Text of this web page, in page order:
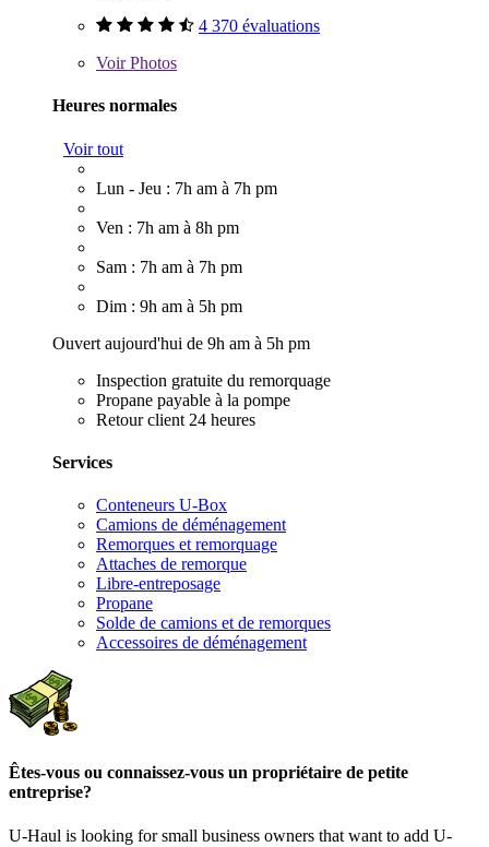
4 370 évaluations
VoirPhotos
Heures normales
Voir tout
Lun - Jeu : 7h am à 7h pm
Ven : 7h am à 8h pm
Sam : 7h am à 7h pm
Dim : 9h am à 5h pm
Ouvert aujourd'hui de 9h am à 5h pm
Inspection gratuite du remorquage
Propane payable à la pompe
Retour client 24 heures
Services
Conteneurs U-Box
Camions de déménagement
Remorques et remorquage
Attaches de remorque
Libre-entreposage
Propane
Solde de camions et de remorques
Accessoires de déménagement
Êtes-vous ou connaissez-vous un propriétaire de petite
entreprise?
U-Haul is looking for small business owners that want to add U-